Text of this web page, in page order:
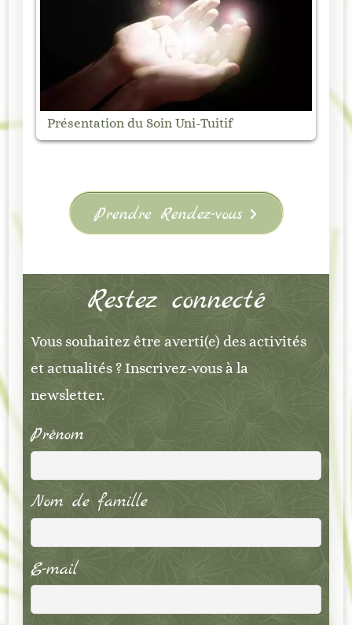
Marché Nocturne de Vanosc – Samedi 1
août
Prendre Rendez-vous
Restez connecté
Vous souhaitez être averti(e) des activités
et actualités ? Inscrivez-vous à la
newsletter.
Prénom
Nom de famille
E-mail